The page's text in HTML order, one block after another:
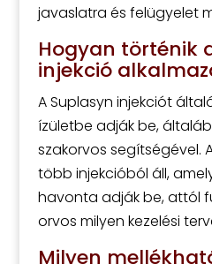
javaslatra és felügyelet
Hogyan történik
injekció
A Suplasyn injekciót
ízületbe adják be,
szakorvos segítségével.
több injekcióból áll,
havonta adják be, attól
orvos milyen kezelési
Milyen